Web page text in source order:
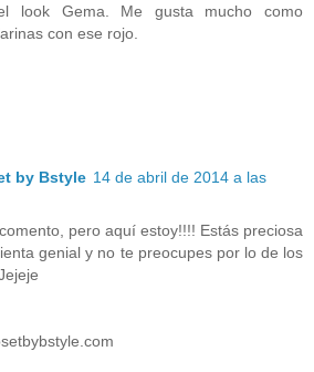
look Gema. Me gusta mucho como
con ese rojo.
by Bstyle 14 de abril de 2014 a las
pero aquí estoy!!!! Estás preciosa
genial y no te preocupes por lo de los